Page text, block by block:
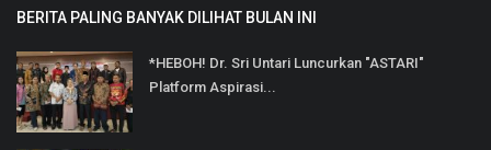
BERITA PALING BANYAK DILIHAT BULAN INI
*HEBOH! Dr. Sri Untari Luncurkan "ASTARI"
Platform Aspirasi...